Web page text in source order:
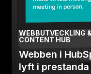
WEBBUTVECKLING
CONTENT HUB
Webben i
lyft i